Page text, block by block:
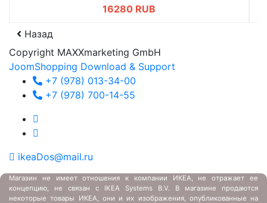
16280 RUB
Назад
Copyright MAXXmarketing GmbH
JoomShopping Download & Support
+7 (978) 013-34-00
+7 (978) 700-14-55
ikeaDos@mail.ru
Магазин не имеет отношения к компании ИКЕА, не отражает ее
концепцию, не связан с IKEA Systems B.V. В магазине продаются
некоторые товары ИКЕА, они и их изображения, опубликованные на